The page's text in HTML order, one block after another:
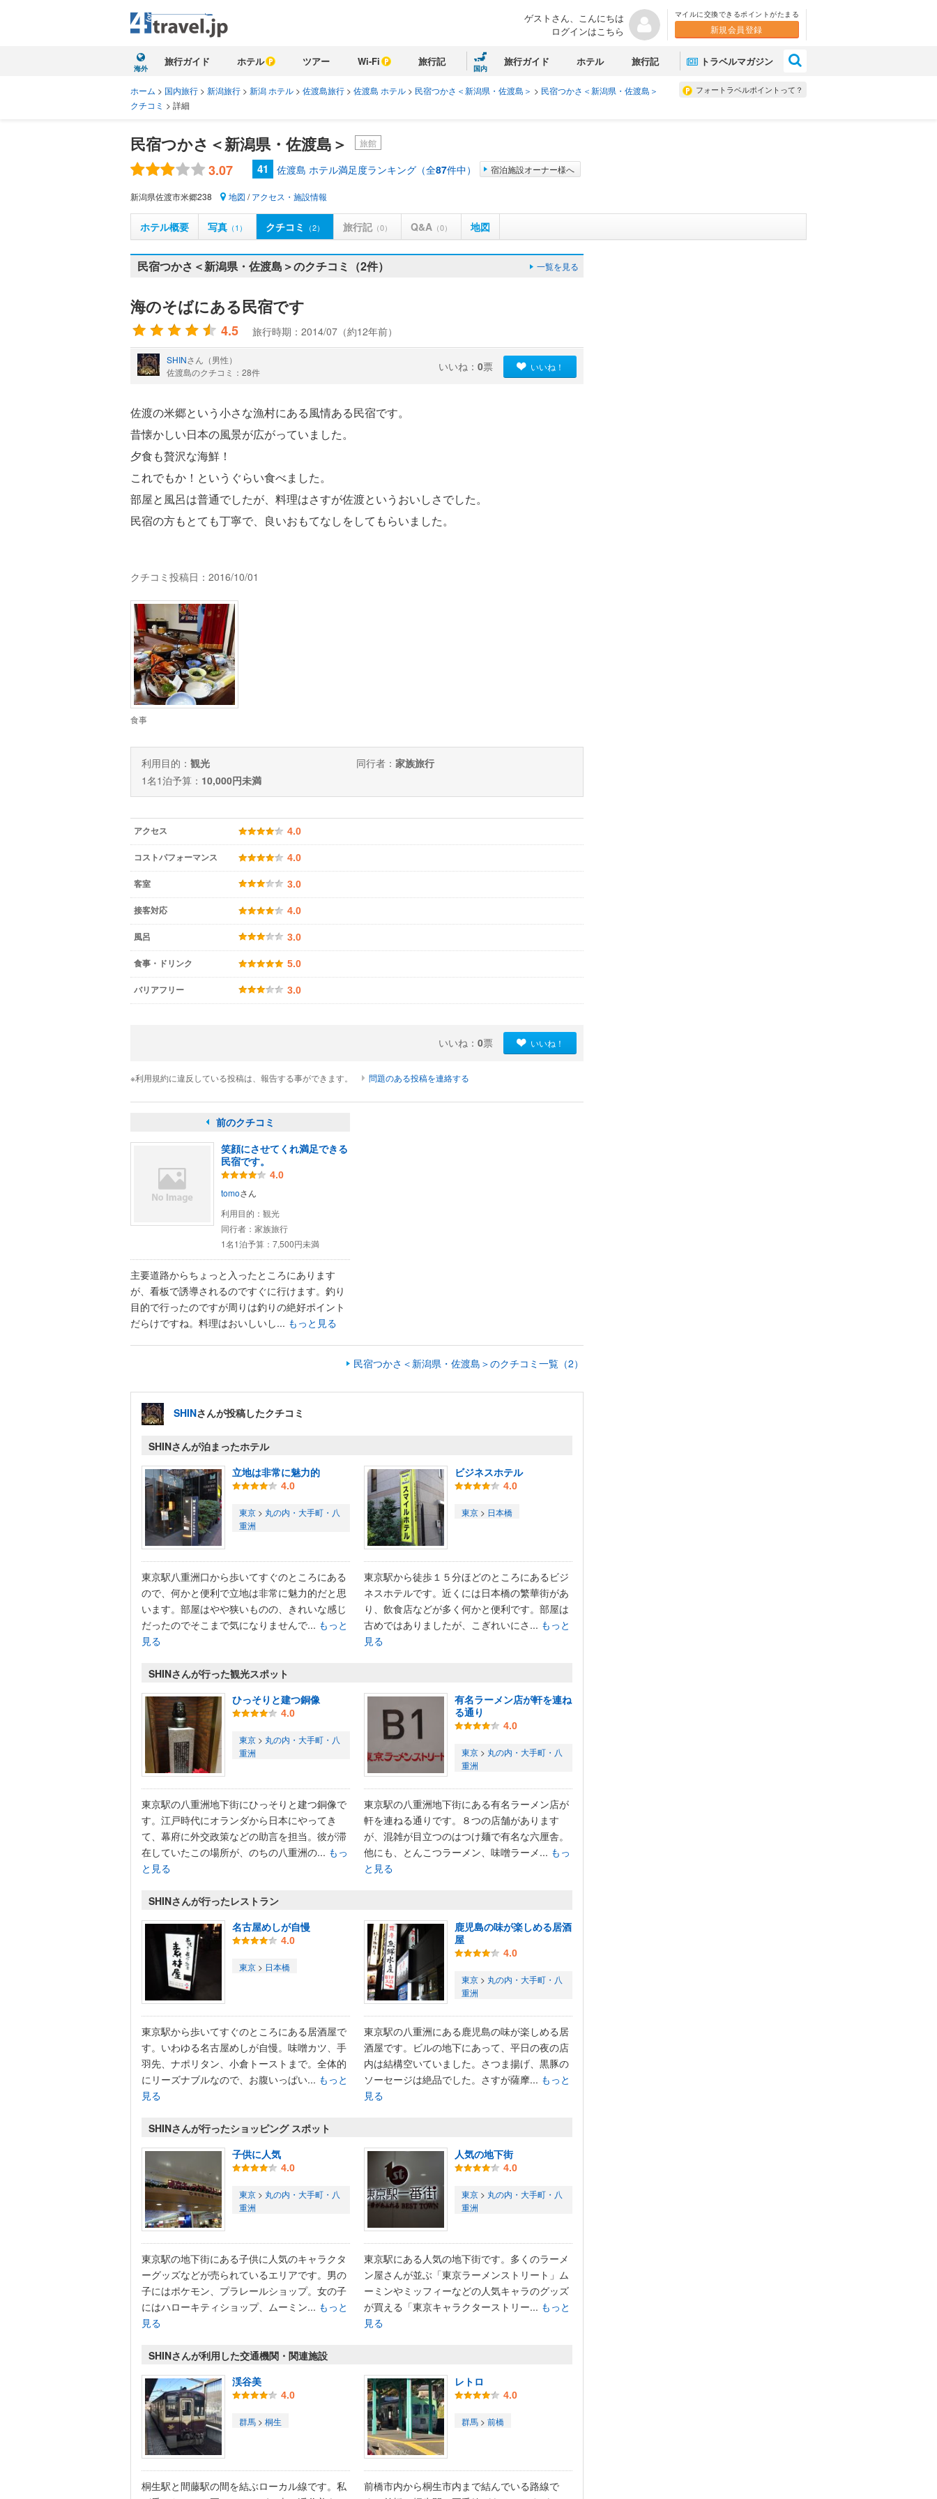
ゲストさん、こんにちは
ログインはこちら
マイルに交換できるポイントがたまる
新規会員登録
海外
旅行ガイド ホテル ツアー Wi-Fi 旅行記
国内
旅行ガイド ホテル 旅行記 トラベルマガジン
フォートラベルポイントって？
ホーム > 国内旅行 > 新潟旅行 > 新潟 ホテル > 佐渡島旅行 > 佐渡島 ホテル > 民宿つかさ＜新潟県・佐渡島＞ > 民宿つかさ＜新潟県・佐渡島＞
クチコミ > 詳細
民宿つかさ＜新潟県・佐渡島＞ 旅館
3.07 41 佐渡島 ホテル満足度ランキング（全87件中） 宿泊施設オーナー様へ
新潟県佐渡市米郷238 地図 /アクセス・施設情報
ホテル概要 写真 （1） クチコミ （2） 旅行記（0） Q&A （0） 地図
民宿つかさ＜新潟県・佐渡島＞のクチコミ（2件） 一覧を見る
海のそばにある民宿です
4.5 旅行時期：2014/07（約12年前）
SHINさん（男性）
佐渡島のクチコミ：28件
いいね： 0票 いいね！
佐渡の米郷という小さな漁村にある風情ある民宿です。
昔懐かしい日本の風景が広がっていました。
夕食も贅沢な海鮮！
これでもか！というぐらい食べました。
部屋と風呂は普通でしたが、料理はさすが佐渡というおいしさでした。
民宿の方もとても丁寧で、良いおもてなしをしてもらいました。
クチコミ投稿日：2016/10/01
食事
利用目的： 観光 同行者： 家族旅行
1名1泊予算： 10,000円未満
アクセス 4.0
コストパフォーマンス 4.0
客室 3.0
接客対応 4.0
風呂 3.0
食事・ドリンク 5.0
バリアフリー 3.0
いいね： 0票 いいね！
※利用規約に違反している投稿は、報告する事ができます。 問題のある投稿を連絡する
前のクチコミ
笑顔にさせてくれ満足できる
民宿です。
4.0
tomoさん
利用目的： 観光
同行者： 家族旅行
1名1泊予算： 7,500円未満
主要道路からちょっと入ったところにあります
が、看板で誘導されるのですぐに行けます。釣り
目的で行ったのですが周りは釣りの絶好ポイント
だらけですね。料理はおいしいし... もっと見る
民宿つかさ＜新潟県・佐渡島＞のクチコミ一覧（2）
SHINさんが投稿したクチコミ
SHINさんが泊まったホテル
立地は非常に魅力的
4.0
東京 > 丸の内・大手町・八
重洲
東京駅八重洲口から歩いてすぐのところにある
ので、何かと便利で立地は非常に魅力的だと思
います。部屋はやや狭いものの、きれいな感じ
だったのでそこまで気になりませんで... もっと
見る
ビジネスホテル
4.0
東京 > 日本橋
東京駅から徒歩１５分ほどのところにあるビジ
ネスホテルです。近くには日本橋の繁華街があ
り、飲食店などが多く何かと便利です。部屋は
古めではありましたが、こぎれいにさ... もっと
見る
SHINさんが行った観光スポット
ひっそりと建つ銅像
4.0
東京 > 丸の内・大手町・八
重洲
東京駅の八重洲地下街にひっそりと建つ銅像で
す。江戸時代にオランダから日本にやってき
て、幕府に外交政策などの助言を担当。彼が滞
在していたこの場所が、のちの八重洲の... もっ
と見る
有名ラーメン店が軒を連ね
る通り
4.0
東京 > 丸の内・大手町・八
重洲
東京駅の八重洲地下街にある有名ラーメン店が
軒を連ねる通りです。８つの店舗があります
が、混雑が目立つのはつけ麺で有名な六厘舎。
他にも、とんこつラーメン、味噌ラーメ... もっ
と見る
SHINさんが行ったレストラン
名古屋めしが自慢
4.0
東京 > 日本橋
東京駅から歩いてすぐのところにある居酒屋で
す。いわゆる名古屋めしが自慢。味噌カツ、手
羽先、ナポリタン、小倉トーストまで。全体的
にリーズナブルなので、お腹いっぱい... もっと
見る
鹿児島の味が楽しめる居酒
屋
4.0
東京 > 丸の内・大手町・八
重洲
東京駅の八重洲にある鹿児島の味が楽しめる居
酒屋です。ビルの地下にあって、平日の夜の店
内は結構空いていました。さつま揚げ、黒豚の
ソーセージは絶品でした。さすが薩摩... もっと
見る
SHINさんが行ったショッピング スポット
子供に人気
4.0
東京 > 丸の内・大手町・八
重洲
東京駅の地下街にある子供に人気のキャラクタ
ーグッズなどが売られているエリアです。男の
子にはポケモン、プラレールショップ。女の子
にはハローキティショップ、ムーミン... もっと
見る
人気の地下街
4.0
東京 > 丸の内・大手町・八
重洲
東京駅にある人気の地下街です。多くのラーメ
ン屋さんが並ぶ「東京ラーメンストリート」ム
ーミンやミッフィーなどの人気キャラのグッズ
が買える「東京キャラクターストリー... もっと
見る
SHINさんが利用した交通機関・関連施設
渓谷美
4.0
群馬 > 桐生
桐生駅と間藤駅の間を結ぶローカル線です。私
レトロ
4.0
群馬 > 前橋
前橋市内から桐生市内まで結んでいる路線で